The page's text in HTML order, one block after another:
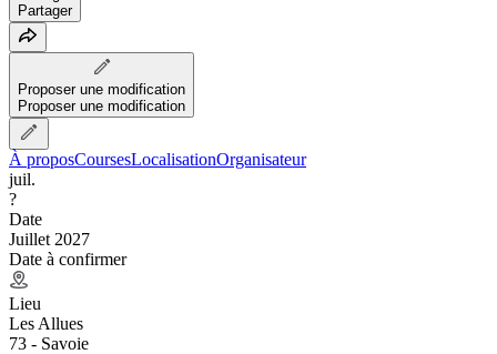
Partager
Proposer une modification
Proposer une modification
À proposCoursesLocalisationOrganisateur
juil.
?
Date
Juillet 2027
Date à confirmer
Lieu
Les Allues
73 - Savoie